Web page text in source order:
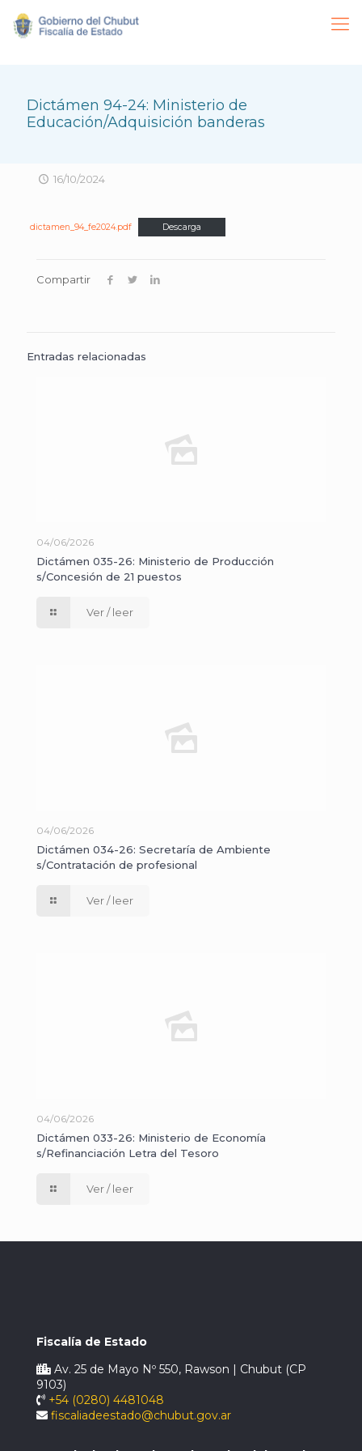
Dictámen 94-24: Ministerio de
Educación/Adquisición banderas
16/10/2024
dictamen_94_fe2024.pdf Descarga
Compartir
Entradas relacionadas
04/06/2026
Dictámen 035-26: Ministerio de Producción
s/Concesión de 21 puestos
Ver / leer
04/06/2026
Dictámen 034-26: Secretaría de Ambiente
s/Contratación de profesional
Ver / leer
04/06/2026
Dictámen 033-26: Ministerio de Economía
s/Refinanciación Letra del Tesoro
Ver / leer
Fiscalía de Estado
Av. 25 de Mayo Nº 550, Rawson | Chubut (CP
9103)
+54 (0280) 4481048
fiscaliadeestado@chubut.gov.ar